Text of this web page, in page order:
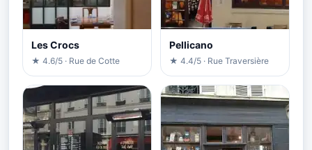
Les Crocs
★ 4.6/5 · Rue de Cotte
Pellicano
★ 4.4/5 · Rue Traversière